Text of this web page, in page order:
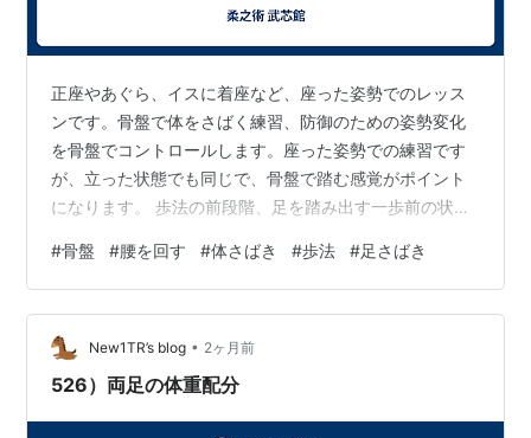
正座やあぐら、イスに着座など、座った姿勢でのレッス
ンです。骨盤で体をさばく練習、防御のための姿勢変化
を骨盤でコントロールします。座った姿勢での練習です
が、立った状態でも同じで、骨盤で踏む感覚がポイント
になります。 歩法の前段階、足を踏み出す一歩前の状
がりこぼし、転ばないだるまのようなイメージです。座
った状態で、腰を回す動作を骨盤を意識して行います。
#骨盤 #腰を回す #体さばき #歩法 #足さばき
New1TR’s blog • 2ヶ月前
526）両足の体重配分